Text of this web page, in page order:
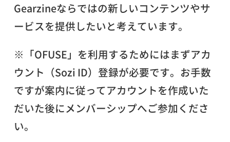
Gearzineならではの新しいコンテンツやサ
ービスを提供したいと考えています。
※「OFUSE」を利用するためにはまずアカ
ウント（Sozi ID）登録が必要です。お手数
ですが案内に従ってアカウントを作成いた
だいた後にメンバーシップへご参加くださ
い。